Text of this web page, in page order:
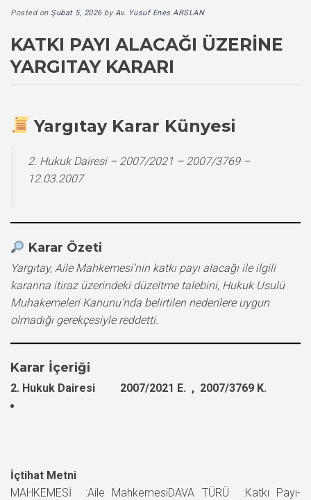
Posted on Şubat 5, 2026byAv. Yusuf Enes ARSLAN
KATKI PAYI ALACAĞI ÜZERINE
YARGITAY KARARI
Yargıtay Karar Künyesi
2. Hukuk Dairesi – 2007/2021 – 2007/3769 –
12.03.2007
Karar Özeti
Yargıtay, Aile Mahkemesi’nin katkı payı alacağı ile ilgili
kararına itiraz üzerindeki düzeltme talebini, Hukuk Usulü
Muhakemeleri Kanunu’nda belirtilen nedenlere uygun
olmadığı gerekçesiyle reddetti.
Karar İçeriği
2. Hukuk Dairesi 2007/2021 E. , 2007/3769 K.
İçtihat Metni
MAHKEMESİ :Aile MahkemesiDAVA TÜRÜ :Katkı Payı-